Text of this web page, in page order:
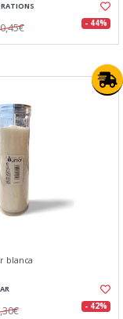
- 44%
blanca
- 42%